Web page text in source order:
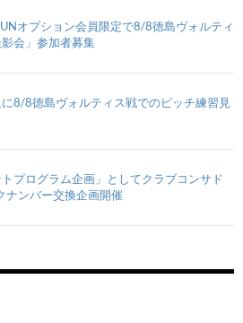
オプション会員限定で8/8徳島ヴォルティ
会」参加者募集
8/8徳島ヴォルティス戦でのピッチ練習見
プログラム企画」としてクラブコンサド
ナンバー交換企画開催